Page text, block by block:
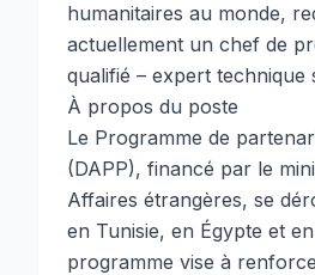
humanitaires au monde,
actuellement un chef de
qualifié – expert technique
À propos du poste
Le Programme de
(DAPP), financé par le
Affaires étrangères, se
en Tunisie, en Égypte et
programme vise à